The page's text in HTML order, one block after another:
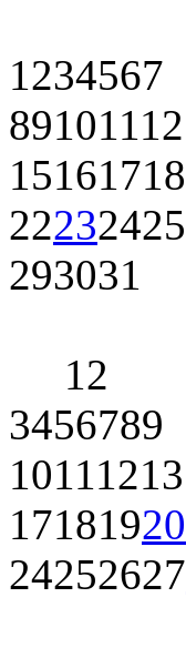
1234567
89101112
15161718
22232425
293031
12
3456789
10111213
17181920
24252627